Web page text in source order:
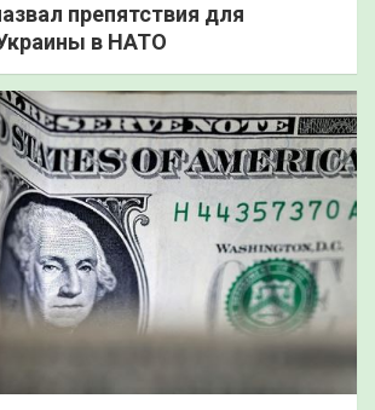
препятствия для
в НАТО